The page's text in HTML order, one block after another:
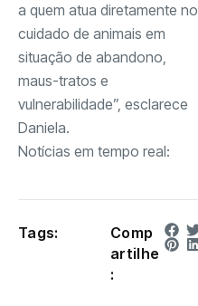
a quem atua diretamente no
cuidado de animais em
situação de abandono,
maus-tratos e
vulnerabilidade”, esclarece
Daniela.
Notícias em tempo real:
Tags:
Comp
artilhe
: